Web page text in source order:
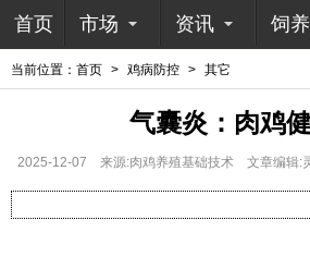
首页 市场 资讯 饲养
当前位置： 首页 > 鸡病防控 > 其它
气囊炎：肉鸡
2025-12-07 来源:肉鸡养殖基础技术 文章编辑: